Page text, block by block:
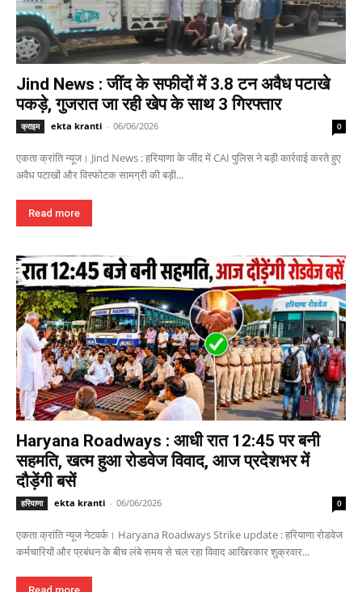
Jind News : जींद के सफीदों में 3.8 टन अवैध पटाखे
पकड़े, गुजरात जा रही खेप के साथ 3 गिरफ्तार
क्राइम ekta kranti - 06/06/2026 0
एकता क्रांति न्यूज। Jind News : हरियाणा के जींद में CAI पुलिस ने बड़ी कार्रवाई करते हुए
अवैध पटाखों और विस्फोटक सामग्री की बड़ी...
Read more
Haryana Roadways : आधी रात 12:45 पर बनी
सहमति, खत्म हुआ रोडवेज विवाद, आज प्रदेशभर में
दौड़ेंगी बसें
हरियाणा ekta kranti - 06/06/2026 0
एकता क्रांति न्यूज नेटवर्क। Haryana Roadways Strike update : हरियाणा रोडवेज
कर्मचारियों और प्रबंधन के बीच लंबे समय से चल रहा विवाद आखिरकार शुक्रवार...